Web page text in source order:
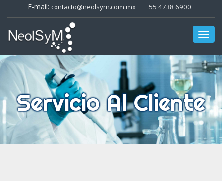
E-mail: contacto@neolsym.com.mx 55 4738 6900
Servicio Al Cliente